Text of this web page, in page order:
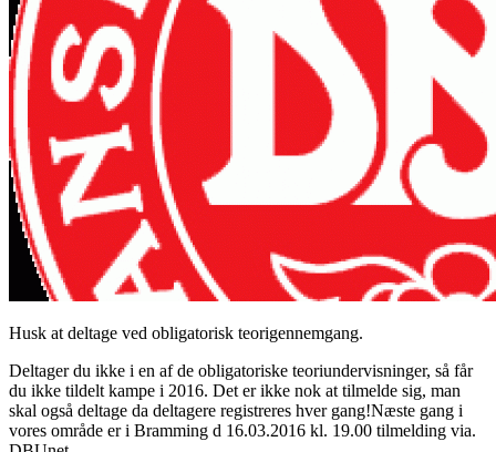
Husk at deltage ved obligatorisk teorigennemgang.
Deltager du ikke i en af de obligatoriske teoriundervisninger, så får
du ikke tildelt kampe i 2016. Det er ikke nok at tilmelde sig, man
skal også deltage da deltagere registreres hver gang!Næste gang i
vores område er i Bramming d 16.03.2016 kl. 19.00 tilmelding via.